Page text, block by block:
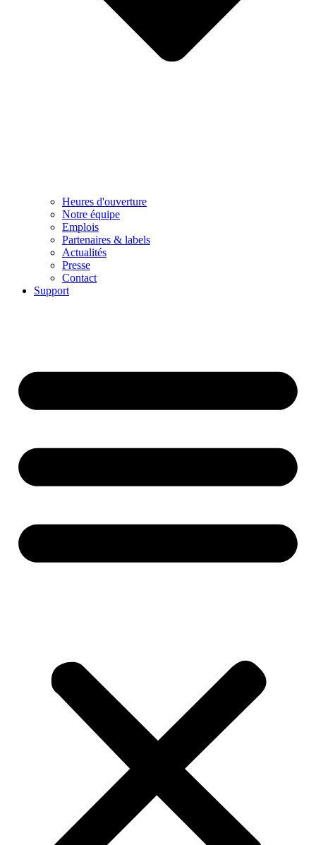
Heures d'ouverture
Notre équipe
Emplois
Partenaires & labels
Actualités
Presse
Contact
Support